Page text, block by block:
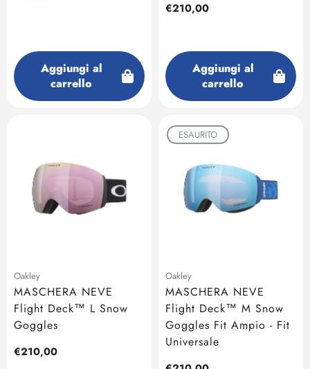
Aggiungi al
carrello
Prezzo
€210,00
Aggiungi al
carrello
Oakley
MASCHERA NEVE
Flight Deck™ L Snow
Goggles
Prezzo
€210,00
ESAURITO
Oakley
MASCHERA NEVE
Flight Deck™ M Snow
Goggles Fit Ampio - Fit
Universale